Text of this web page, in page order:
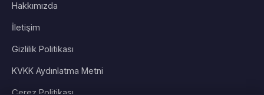
Hakkımızda
İletişim
Gizlilik Politikası
KVKK Aydınlatma Metni
Çerez Politikası